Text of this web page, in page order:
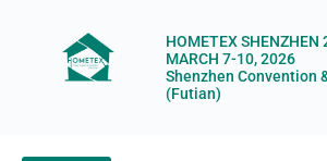
HOMETEX SHENZHEN
MARCH 7-10, 2026
Shenzhen Convention
(Futian)